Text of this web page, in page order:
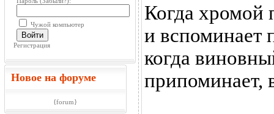
Чужой компьютер
Войти
Регистрация
Новое на форуме
{forum}
Когда хромой
и вспоминает
когда
припоминает,